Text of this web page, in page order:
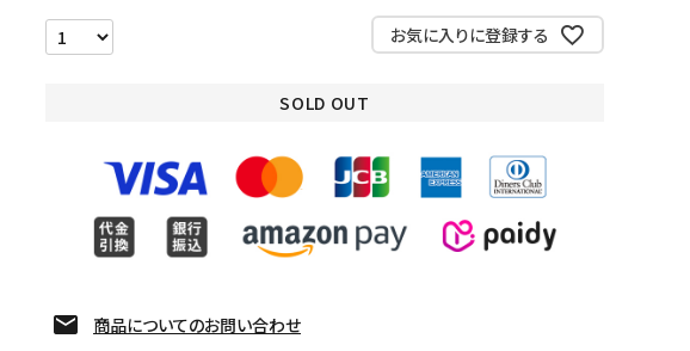
お気に入りに登録する
SOLD OUT
商品についてのお問い合わせ